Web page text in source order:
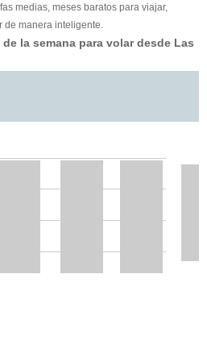
medias, meses baratos para viajar,
manera inteligente.
la semana para volar desde Las